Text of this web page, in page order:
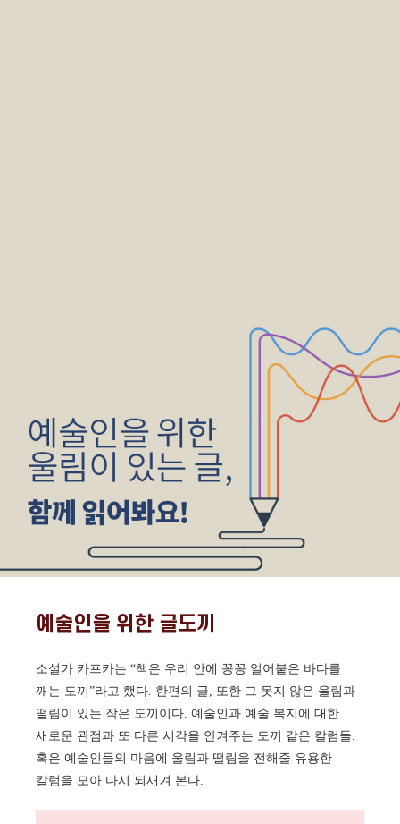
예술인을 위한 글도끼
소설가 카프카는 “책은 우리 안에 꽁꽁 얼어붙은 바다를
깨는 도끼”라고 했다. 한편의 글, 또한 그 못지 않은 울림과
떨림이 있는 작은 도끼이다. 예술인과 예술 복지에 대한
새로운 관점과 또 다른 시각을 안겨주는 도끼 같은 칼럼들.
혹은 예술인들의 마음에 울림과 떨림을 전해줄 유용한
칼럼을 모아 다시 되새겨 본다.